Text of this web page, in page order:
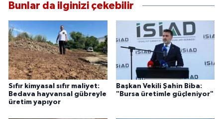
Bunlar da ilginizi çekebilir
Sıfır kimyasal sıfır maliyet:
Bedava hayvansal gübreyle
üretim yapıyor
Başkan Vekili Şahin Biba:
"Bursa üretimle güçleniyor"